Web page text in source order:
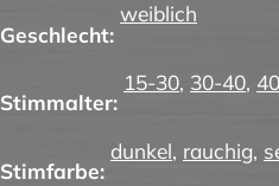
Geschlecht:
weiblich
Stimmalter:
15-30, 30-40,
Stimfarbe:
dunkel, rauchig,